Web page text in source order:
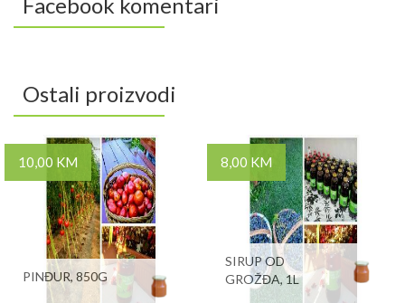
Ostali proizvodi
10,00 KM
PINĐUR, 850G
8,00 KM
SIRUP OD
GROŽĐA, 1L